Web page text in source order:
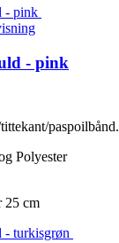
- pink
paspoilbånd.
Polyester
25 cm